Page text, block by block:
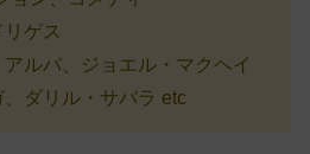
ゲス
ルバ、ジョエル・マクヘイ
ダリル・サバラ etc